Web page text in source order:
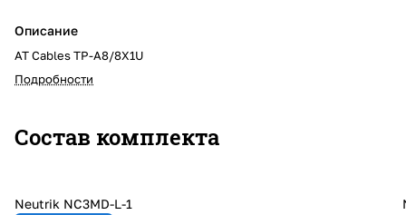
Описание
AT Cables TP-A8/8X1U
Подробности
Состав комплекта
Neutrik NC3MD-L-1